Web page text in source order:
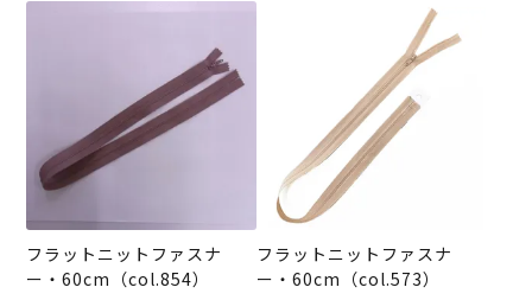
フラットニットファスナ
ー・60cm（col.854）
フラットニットファスナ
ー・60cm（col.573）